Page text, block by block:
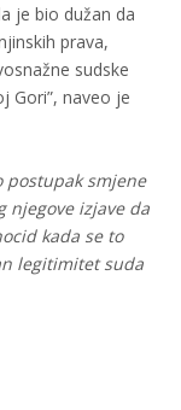
je bio dužan da
prava,
sudske
Gori”, naveo je
postupak smjene
njegove izjave da
kada se to
legitimitet suda